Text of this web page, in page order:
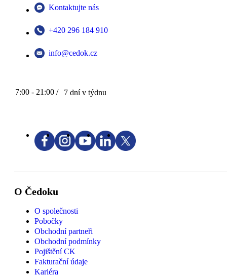
Kontaktujte nás
+420 296 184 910
info@cedok.cz
7:00 - 21:00 / 7 dní v týdnu
O Čedoku
O společnosti
Pobočky
Obchodní partneři
Obchodní podmínky
Pojištění CK
Fakturační údaje
Kariéra